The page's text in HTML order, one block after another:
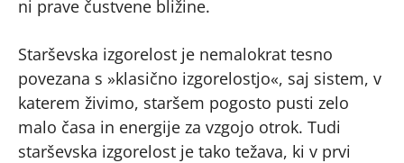
ni prave čustvene bližine.
Starševska izgorelost je nemalokrat tesno
povezana s »klasično izgorelostjo«, saj sistem, v
katerem živimo, staršem pogosto pusti zelo
malo časa in energije za vzgojo otrok. Tudi
starševska izgorelost je tako težava, ki v prvi